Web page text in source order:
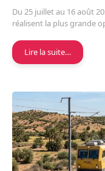
Du 25 juillet au 16 août
réalisent la plus grande
Lire la suite…